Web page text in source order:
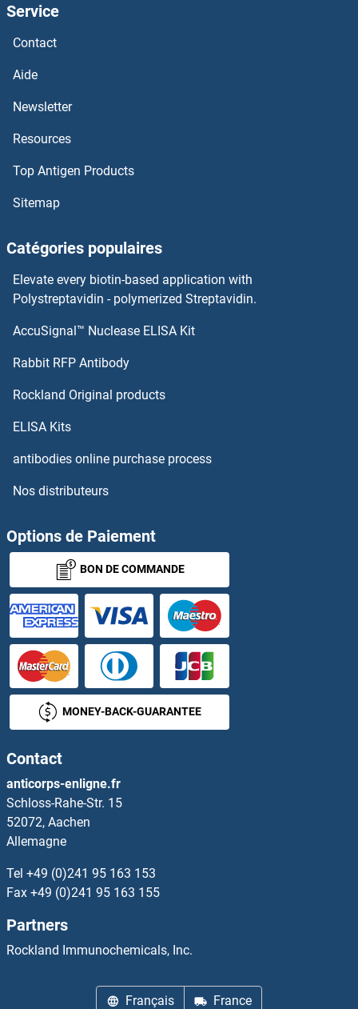
RUNX3 Anticorps
RUNX1T1 Anticorps
RUNX1 Anticorps
RUNDC3B Anticorps
RUNDC1 Anticorps
RUFY3 Anticorps
RUFY1 Anticorps
Ryanodine Receptor 1 (Skeletal) Anticorps
RYBP Anticorps
RYK Anticorps
RYR2 Anticorps
S100 Calcium Binding Protein A10 Anticorps
S100 Calcium Binding Protein A7A Anticorps
S100 Protein Anticorps
S100A/B Anticorps
S100A1 Anticorps
S100A11 Anticorps
S100A12 Anticorps
S100A13 Anticorps
S100A14 Anticorps
S100A16 Anticorps
S100A3 Anticorps
Service
Contact
Aide
Newsletter
Resources
Top Antigen Products
Sitemap
Catégories populaires
Elevate every biotin-based application with
Polystreptavidin - polymerized Streptavidin.
AccuSignal™ Nuclease ELISA Kit
Rabbit RFP Antibody
Rockland Original products
ELISA Kits
antibodies online purchase process
Nos distributeurs
Options de Paiement
BON DE COMMANDE
MONEY-BACK-GUARANTEE
Contact
anticorps-enligne.fr
Schloss-Rahe-Str. 15
52072, Aachen
Allemagne
Tel +49 (0)241 95 163 153
Fax +49 (0)241 95 163 155
Partners
Rockland Immunochemicals, Inc.
Français France